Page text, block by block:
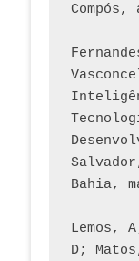
Bahia,
Lemos,
D;